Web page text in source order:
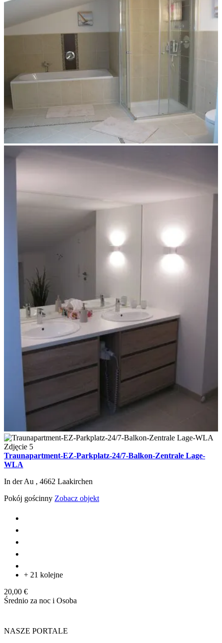
Traunapartment-EZ-Parkplatz-24/7-Balkon-Zentrale Lage-
WLA
In der Au , 4662 Laakirchen
Pokój gościnny Zobacz objekt
+ 21 kolejne
20,00 €
Średnio za noc i Osoba
NASZE PORTALE